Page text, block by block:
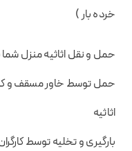
خرده بار )
حمل و نقل اثاثیه منزل
حمل توسط خاور مسقف و
اثاثیه
بارگیری و تخلیه توسط